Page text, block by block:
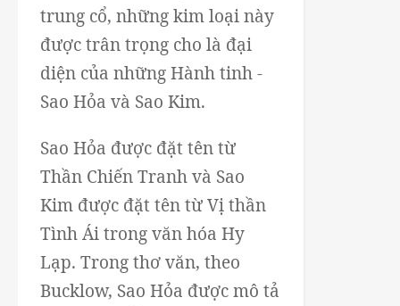
trung cổ, những kim loại này
được trân trọng cho là đại
diện của những Hành tinh -
Sao Hỏa và Sao Kim.
Sao Hỏa được đặt tên từ
Thần Chiến Tranh và Sao
Kim được đặt tên từ Vị thần
Tình Ái trong văn hóa Hy
Lạp. Trong thơ văn, theo
Bucklow, Sao Hỏa được mô tả